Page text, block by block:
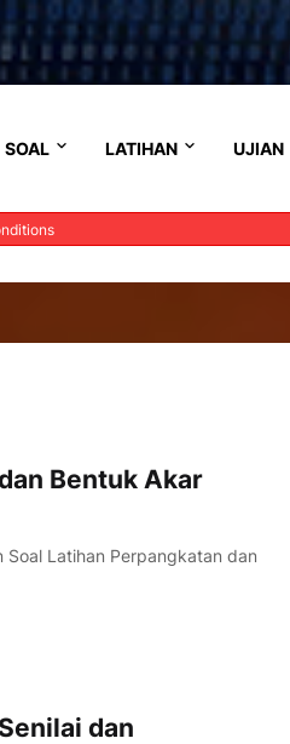
SOAL LATIHAN UJIAN
Bentuk Akar
Latihan Perpangkatan dan
dan